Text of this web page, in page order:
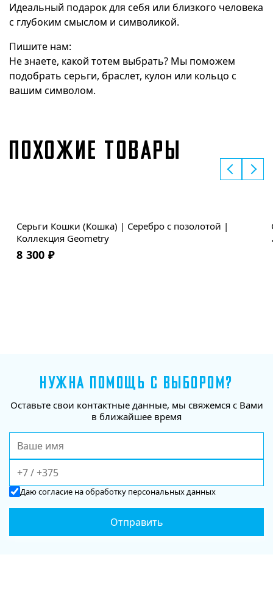
Идеальный подарок для себя или близкого человека
с глубоким смыслом и символикой.
Пишите нам:
Не знаете, какой тотем выбрать? Мы поможем
подобрать серьги, браслет, кулон или кольцо с
вашим символом.
ПОХОЖИЕ ТОВАРЫ
Серьги Кошки (Кошка) | Серебро с позолотой |
Коллекция Geometry
8 300 ₽
НУЖНА ПОМОЩЬ С ВЫБОРОМ?
Оставьте свои контактные данные, мы свяжемся с Вами
в ближайшее время
Даюсогласие на обработку персональных данных